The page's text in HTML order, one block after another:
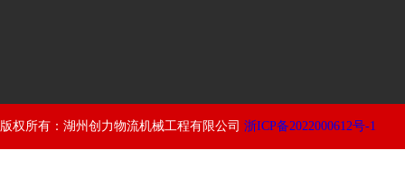
版权所有：湖州创力物流机械工程有限公司 浙ICP备2022000612号-1